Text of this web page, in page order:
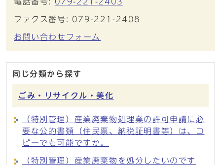
ファクス番号: 079-221-2408
お問い合わせフォーム
同じ分類から探す
ごみ・リサイクル・美化
（特別管理）産業廃棄物処理業の許可申請に必
要な公的書類（住民票、納税証明書等）は、コ
ピーでも可能ですか。
（特別管理）産業廃棄物を処分したいのです